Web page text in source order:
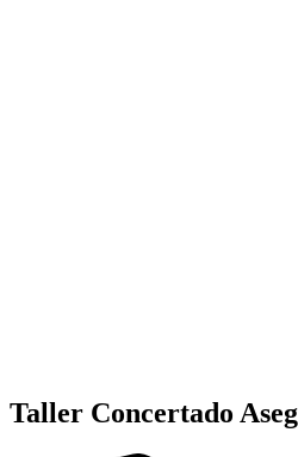
Taller Concertado